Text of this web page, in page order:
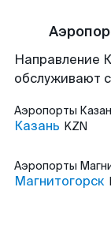
Направление
обслуживают
Аэропорты
Казань KZN
Аэропорты
Магнитогорск